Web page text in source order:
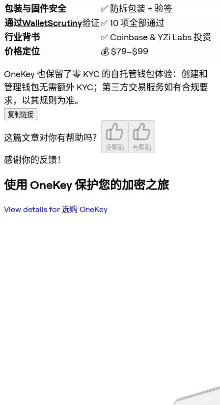
包装与固件安全
✅ 防拆包装 + 验签
通过WalletScrutiny验证✅ 10 项全部通过
行业背书
✅ Coinbase & YZi Labs 投资
价格定位
💰 $79–$99
OneKey 也保留了零 KYC 的自托管钱包体验：创建和
管理钱包无需额外 KYC；第三方交易服务如有合规要
求，以其规则为准。
复制链接
这篇文章对你有帮助吗？
没帮助 有帮助
感谢你的反馈！
使用 OneKey 保护您的加密之旅
View details for 选购 OneKey